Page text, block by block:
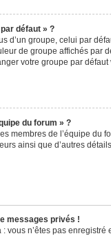
par défaut » ?
d’un groupe, celui par
de groupe affichés par
votre groupe par
du forum » ?
membres de l’équipe du
ainsi que d’autres
messages privés !
: vous n’êtes pas enregistré